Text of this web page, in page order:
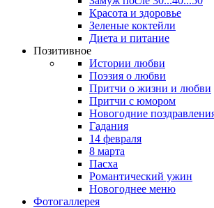
Красота и здоровье
Зеленые коктейли
Диета и питание
Позитивное
Истории любви
Поэзия о любви
Притчи о жизни и любви
Притчи с юмором
Новогодние
Гадания
14 февраля
8 марта
Пасха
Романтический ужин
Новогоднее меню
Фотогаллерея